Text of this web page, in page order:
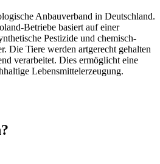
Anbauverband in Deutschland.
Betriebe basiert auf einer
Pestizide und chemisch-
Die Tiere werden artgerecht gehalten
verarbeitet. Dies ermöglicht eine
Lebensmittelerzeugung.